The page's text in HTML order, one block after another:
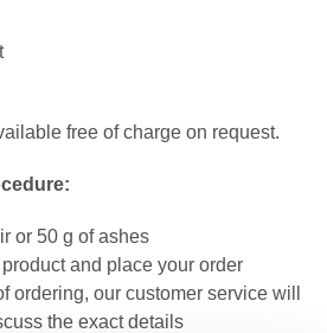
free of charge on request.
or 50 g of ashes
and place your order
ordering, our customer service will
the exact details